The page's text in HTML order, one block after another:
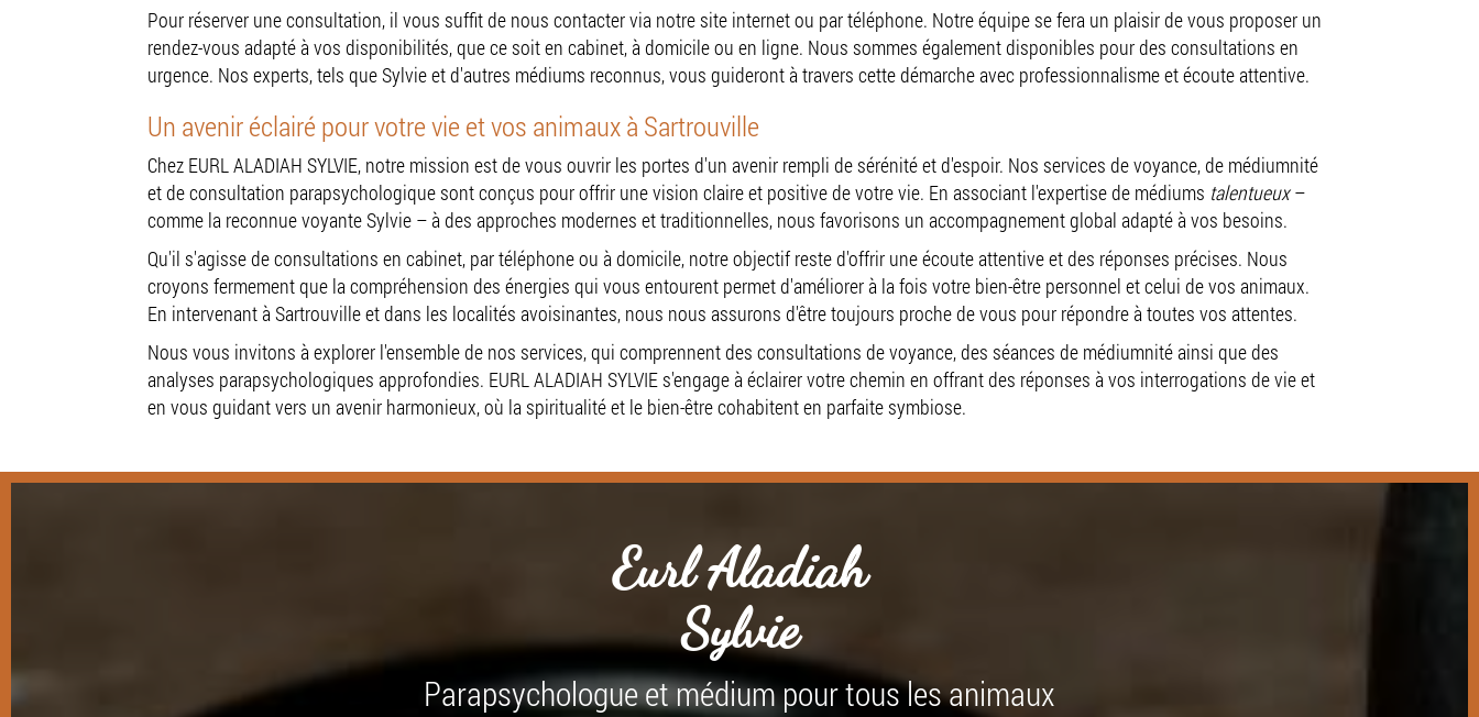
Pour réserver une consultation, il vous suffit de nous contacter via notre site internet ou par téléphone. Notre équipe se fera un plaisir de vous proposer un
rendez-vous adapté à vos disponibilités, que ce soit en cabinet, à domicile ou en ligne. Nous sommes également disponibles pour des consultations en
urgence. Nos experts, tels que Sylvie et d'autres médiums reconnus, vous guideront à travers cette démarche avec professionnalisme et écoute attentive.
Un avenir éclairé pour votre vie et vos animaux à Sartrouville
Chez EURL ALADIAH SYLVIE, notre mission est de vous ouvrir les portes d'un avenir rempli de sérénité et d'espoir. Nos services de voyance, de médiumnité
et de consultation parapsychologique sont conçus pour offrir une vision claire et positive de votre vie. En associant l'expertise de médiums talentueux–
comme la reconnue voyante Sylvie – à des approches modernes et traditionnelles, nous favorisons un accompagnement global adapté à vos besoins.
Qu'il s'agisse de consultations en cabinet, par téléphone ou à domicile, notre objectif reste d'offrir une écoute attentive et des réponses précises. Nous
croyons fermement que la compréhension des énergies qui vous entourent permet d'améliorer à la fois votre bien-être personnel et celui de vos animaux.
En intervenant à Sartrouville et dans les localités avoisinantes, nous nous assurons d'être toujours proche de vous pour répondre à toutes vos attentes.
Nous vous invitons à explorer l'ensemble de nos services, qui comprennent des consultations de voyance, des séances de médiumnité ainsi que des
analyses parapsychologiques approfondies. EURL ALADIAH SYLVIE s'engage à éclairer votre chemin en offrant des réponses à vos interrogations de vie et
en vous guidant vers un avenir harmonieux, où la spiritualité et le bien-être cohabitent en parfaite symbiose.
Eurl Aladiah
Sylvie
Parapsychologue et médium pour tous les animaux